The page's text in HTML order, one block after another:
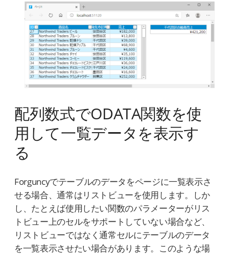
配列数式でODATA関数を使
用して一覧データを表示す
る
Forguncyでテーブルのデータをページに一覧表示さ
せる場合、通常はリストビューを使用します。しか
し、たとえば使用したい関数のパラメーターがリス
トビュー上のセルをサポートしていない場合など、
リストビューではなく通常セルにテーブルのデータ
を一覧表示させたい場合があります。このような場